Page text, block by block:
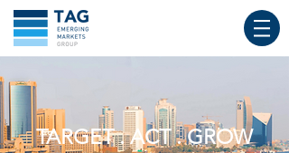
TARGET . ACT . GROW